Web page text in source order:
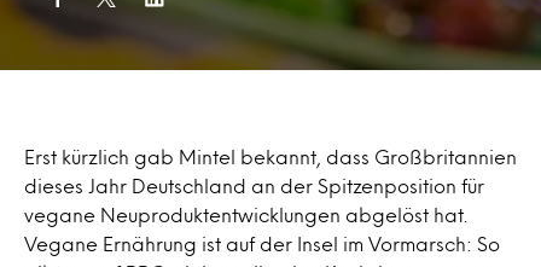
Erst kürzlich gab Mintel bekannt, dass Großbritannien
dieses Jahr Deutschland an der Spitzenposition für
vegane Neuproduktentwicklungen abgelöst hat.
Vegane Ernährung ist auf der Insel im Vormarsch: So